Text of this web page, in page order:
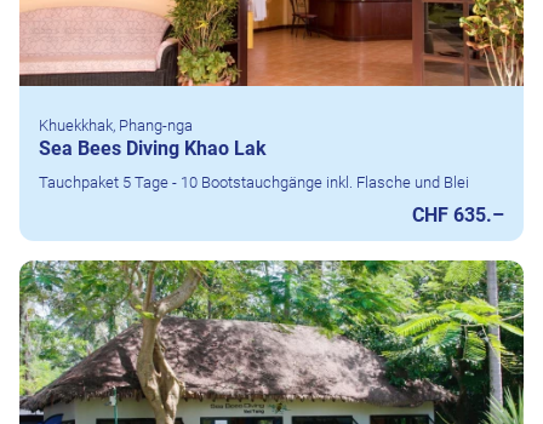
Khuekkhak, Phang-nga
Sea Bees Diving Khao Lak
Tauchpaket 5 Tage - 10 Bootstauchgänge inkl. Flasche und Blei
CHF 635.–